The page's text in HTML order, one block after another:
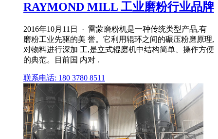
RAYMOND MILL 工业磨粉行业品牌
2016年10月11日 · 雷蒙磨粉机是一种传统类型产品,有
磨粉工业先驱的美 誉。它利用辊环之间的碾压粉磨原理,
对物料进行深加 工,是立式辊磨机中结构简单、操作方便
的典范。目前国 内对 .
联系电话: 180 3780 8511